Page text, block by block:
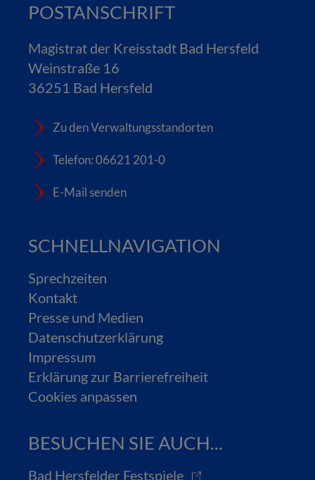
POSTANSCHRIFT
Magistrat der Kreisstadt Bad Hersfeld
Weinstraße 16
36251 Bad Hersfeld
Zu den Verwaltungsstandorten
Telefon: 06621 201-0
E-Mail senden
SCHNELLNAVIGATION
Sprechzeiten
Kontakt
Presse und Medien
Datenschutzerklärung
Impressum
Erklärung zur Barrierefreiheit
Cookies anpassen
BESUCHEN SIE AUCH...
Bad Hersfelder Festspiele